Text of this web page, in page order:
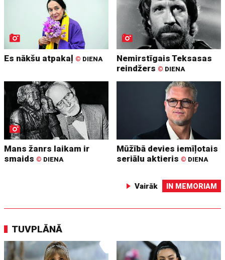
Es nākšu atpakaļ © DIENA
Nemirstīgais Teksasas
reindžers © DIENA
Mans žanrs laikam ir
smaids © DIENA
Mūžībā devies iemīļotais
seriālu aktieris © DIENA
Vairāk IN MEMORIAM
TUVPLĀNĀ